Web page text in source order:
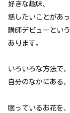
好きな趣味、
話したいことがあっ
講師デビューとい
あります。
いろいろな方法で、
自分のなかにある、
眠っているお花を